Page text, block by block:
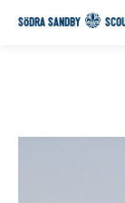
SÖDRA SANDBY